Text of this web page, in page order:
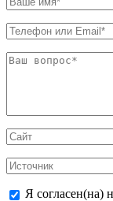
Я согласен(на)